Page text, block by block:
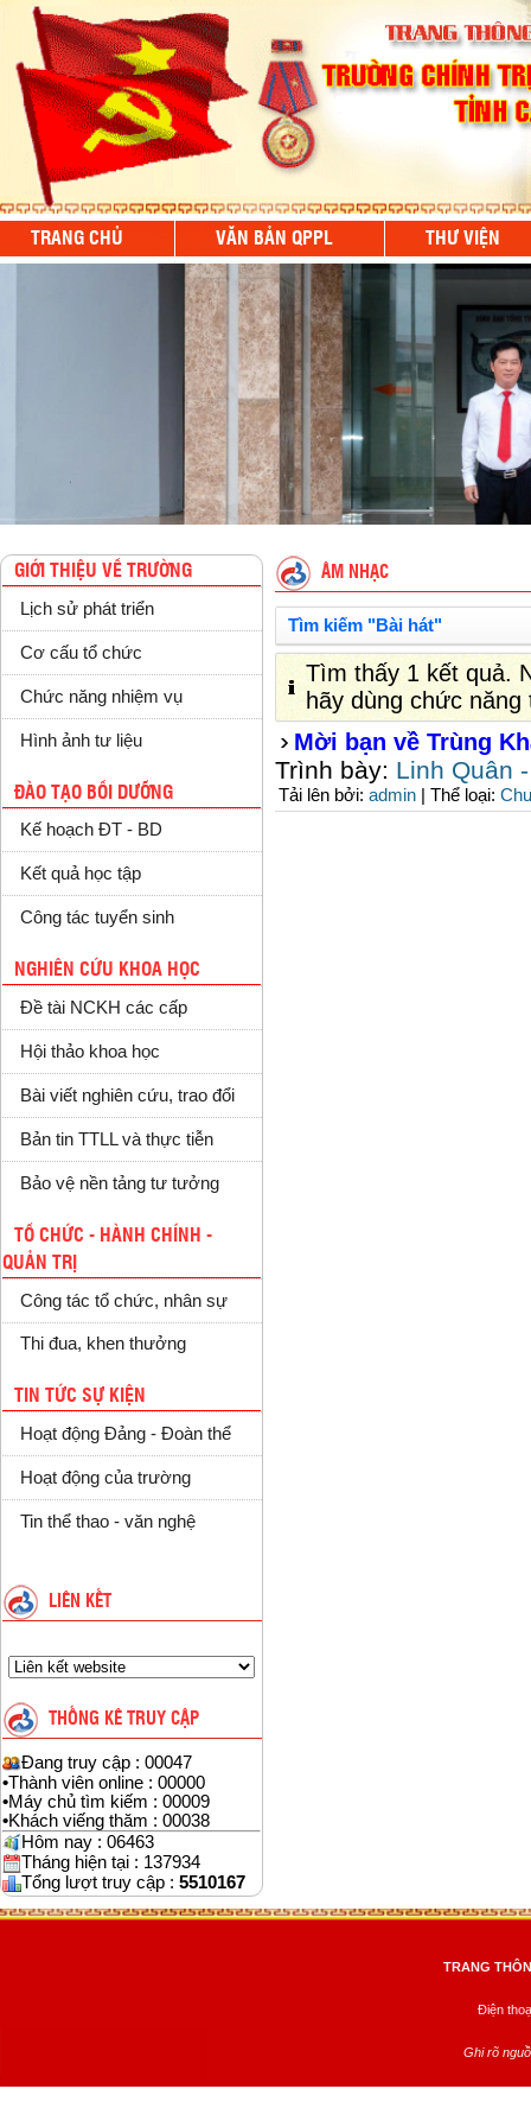
TRANG CHỦ VĂN BẢN QPPL THƯ VIỆN
GIỚI THIỆU VỀ TRƯỜNG
Lịch sử phát triển
Cơ cấu tổ chức
Chức năng nhiệm vụ
Hình ảnh tư liệu
ĐÀO TẠO BỒI DƯỠNG
Kế hoạch ĐT - BD
Kết quả học tập
Công tác tuyển sinh
NGHIÊN CỨU KHOA HỌC
Đề tài NCKH các cấp
Hội thảo khoa học
Bài viết nghiên cứu, trao đổi
Bản tin TTLL và thực tiễn
Bảo vệ nền tảng tư tưởng
TỔ CHỨC - HÀNH CHÍNH -
QUẢN TRỊ
Công tác tổ chức, nhân sự
Thi đua, khen thưởng
TIN TỨC SỰ KIỆN
Hoạt động Đảng - Đoàn thể
Hoạt động của trường
Tin thể thao - văn nghệ
LIÊN KẾT
THỐNG KÊ TRUY CẬP
Đang truy cập : 00047
•Thành viên online : 00000
•Máy chủ tìm kiếm : 00009
•Khách viếng thăm : 00038
Hôm nay : 06463
Tháng hiện tại : 137934
Tổng lượt truy cập : 5510167
ÂM NHẠC
Tìm kiếm "Bài hát"
Tìm thấy 1 kết quả.
hãy dùng chức
Mời bạn về Trùng
Trình bày: Linh Quân
Tải lên bởi: admin | Thể loại:
TRANG
Điện
Ghi rõ